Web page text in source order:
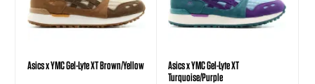
Asics x YMC Gel-Lyte XT Brown/Yellow
Asics x YMC Gel-Lyte XT
Turquoise/Purple